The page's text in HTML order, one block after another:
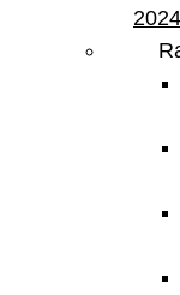
2024